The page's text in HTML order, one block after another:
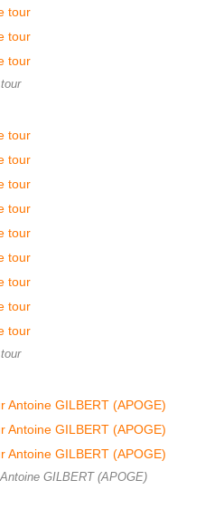
GILBERT (APOGE)